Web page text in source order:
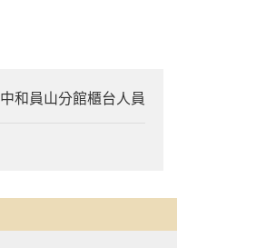
中和員山分館櫃台人員